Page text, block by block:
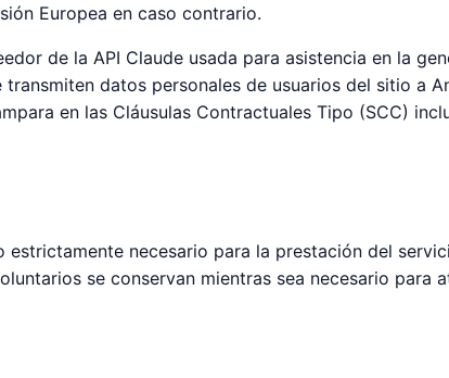
Europea en caso contrario.
de la API Claude usada para asistencia en la
transmiten datos personales de usuarios del sitio
en las Cláusulas Contractuales Tipo (SCC)
necesario para la prestación del
se conservan mientras sea necesario para